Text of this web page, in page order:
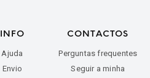
INFO
Ajuda
Envio
CONTACTOS
Perguntas frequentes
Seguir a minha